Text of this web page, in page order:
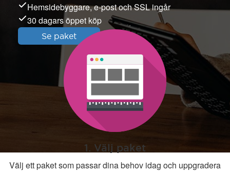
Hemsidebyggare, e-post och SSL ingår
30 dagars öppet köp
Se paket
1. Välj paket
Välj ett paket som passar dina behov idag och uppgradera